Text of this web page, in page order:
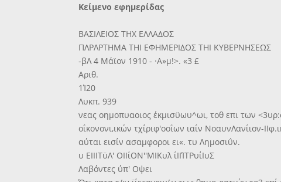
Κείμενο εφημερίδας
ΒΑΣΙΛΕΙΟΣ ΤΗΧ ΕΛΛΑΔΟΣ
ΠΛΡΛΡΤΗΜΑ ΤΗΙ ΕΦΗΜΕΡΙΔΟΣ ΤΗΙ ΚΥΒΕΡΝΗΣΕΩΣ
-βΛ 4 Μάϊον 1910 - ·Α»μ!>. «3 £
Αριθ.
1Ί20
Λυκπ. 939
νεας οημοπυαοιος έκμισϋωυ^ωι, τοθ επι των
οΐκονονι,ικών τχίριφ'οοΐων ιαΐν ΝοαυνΛανΐιον-
αύται εισίν ασαμφοροι ει«. τυ Λημοσιΰν.
υ ΕΙΙΙΤϋΛ' ΟΙΙίΟΝ''ΜΙΚυλ ΐΙΙΊΤΡυίΙυΣ
Λαβόντες ύπ' Οψει